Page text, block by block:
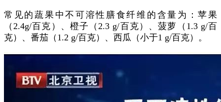
常见的蔬果中不可溶性膳食纤维的含量为：苹果
（2.4g/百克）、橙子（2.3 g/百克）、菠萝（1.3 g/百
克）、番茄（1.2 g/百克）、西瓜（小于1 g/百克）。